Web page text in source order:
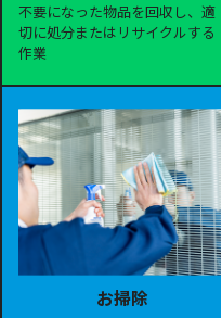
不要になった物品を回収し、適
切に処分またはリサイクルする
作業
お掃除